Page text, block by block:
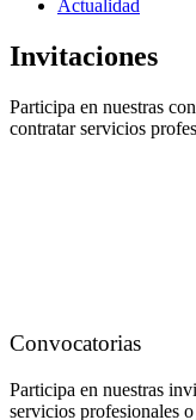
Actualidad
Invitaciones
Participa en nuestras
contratar servicios
Convocatorias
Participa en nuestras
servicios profesionales